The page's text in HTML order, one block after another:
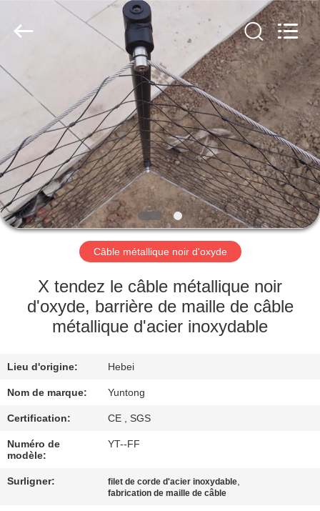
MAISON
PRODUITS
AU
SUJET
DE
NOUS
VISITE
D'USINE
DE
QUALITÉ
CONTACTEZ-
NOUS
Wire
Mesh
Rights
Reserved.
Câble métallique noir d'oxyde
X tendez le câble métallique noir
d'oxyde, barrière de maille de câble
métallique d'acier inoxydable
Lieu d'origine: Hebei
Nom de marque: Yuntong
Certification: CE , SGS
Numéro de
modèle:
YT--FF
Surligner: filet de corde d'acier inoxydable,
fabrication de maille de câble